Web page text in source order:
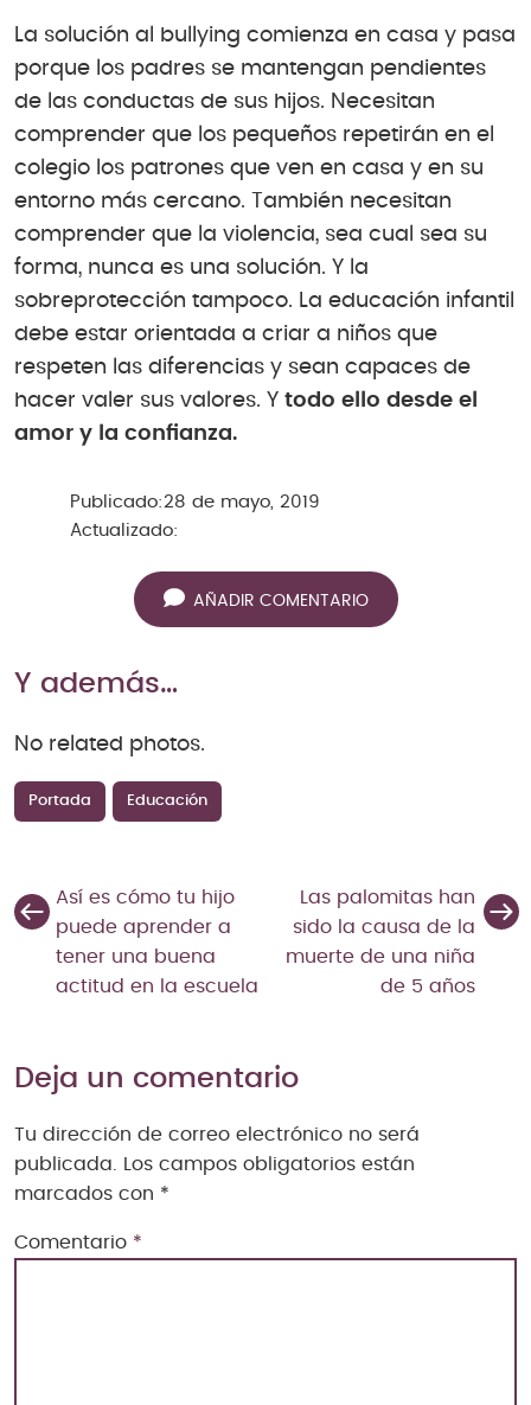
La solución al bullying comienza en casa y pasa
porque los padres se mantengan pendientes
de las conductas de sus hijos. Necesitan
comprender que los pequeños repetirán en el
colegio los patrones que ven en casa y en su
entorno más cercano. También necesitan
comprender que la violencia, sea cual sea su
forma, nunca es una solución. Y la
sobreprotección tampoco. La educación infantil
debe estar orientada a criar a niños que
respeten las diferencias y sean capaces de
hacer valer sus valores. Y todo ello desde el
amor y la confianza.
Publicado:28 de mayo, 2019
Actualizado:
AÑADIR COMENTARIO
Y además…
No related photos.
Portada Educación
Así es cómo tu hijo
puede aprender a
tener una buena
actitud en la escuela
Las palomitas han
sido la causa de la
muerte de una niña
de 5 años
Deja un comentario
Tu dirección de correo electrónico no será
publicada. Los campos obligatorios están
marcados con *
Comentario *